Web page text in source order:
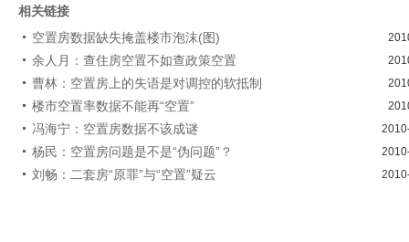
相关链接
空置房数据缺失掩盖楼市泡沫(图)
余人月：查住房空置不如查政策空置
曹林：空置房上的失语是对调控的软抵制
楼市空置率数据不能再“空置”
冯海宁：空置房数据不该成谜
杨民：空置房问题是不是“伪问题”？
刘畅：二套房“原罪”与“空置”疑云